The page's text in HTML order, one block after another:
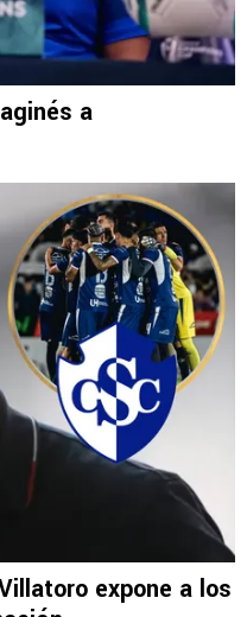
a
expone a los